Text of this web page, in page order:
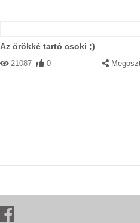
Az örökké tartó csoki ;)
21087 0